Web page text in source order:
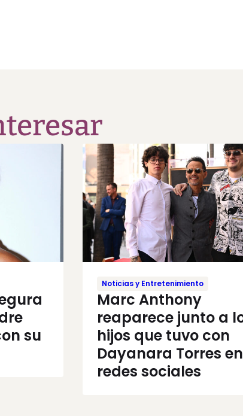
su
Noticias y Entretenimiento
Marc Anthony
reaparece junto a
hijos que tuvo con
Dayanara Torres en
redes sociales